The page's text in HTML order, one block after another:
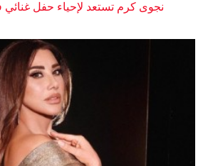
نجوى كرم تستعد لإحياء حفل غنائي في دبي